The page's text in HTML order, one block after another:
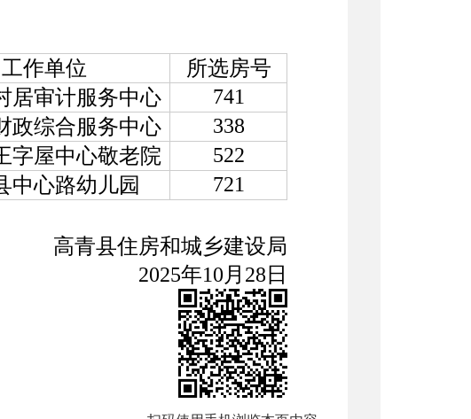
工作单位
所选房号
居审计服务中心
741
政综合服务中心
338
字屋中心敬老院
522
中心路幼儿园 721
高青县住房和城乡建设局
2025年10月28日